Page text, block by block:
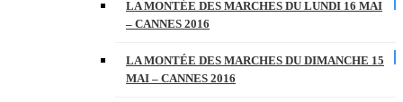
LA MONTÉE DES MARCHES DU LUNDI 16 MAI
– CANNES 2016
LA MONTÉE DES MARCHES DU DIMANCHE 15
MAI – CANNES 2016